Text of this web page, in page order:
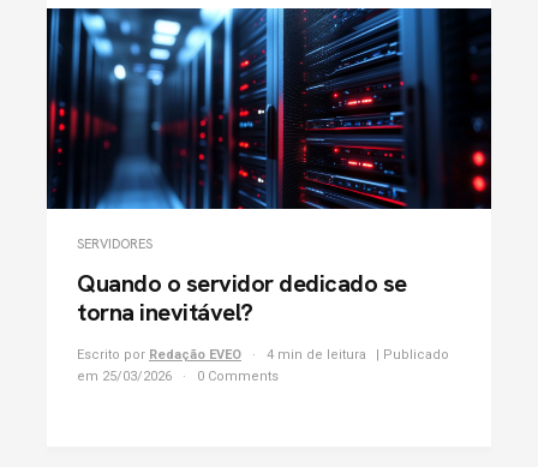
SERVIDORES
Quando o servidor dedicado se
torna inevitável?
Escrito por Redação EVEO 4 min de leitura
| Publicado
em 25/03/2026
0 Comments